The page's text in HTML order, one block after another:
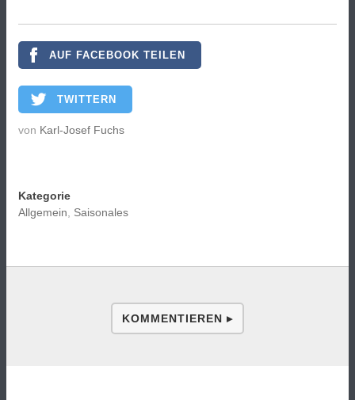
AUF FACEBOOK TEILEN
TWITTERN
von Karl-Josef Fuchs
Kategorie
Allgemein
Saisonales
KOMMENTIEREN ▸